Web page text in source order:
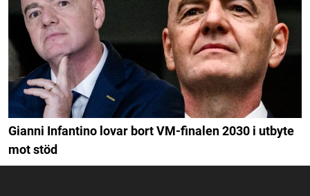
Gianni Infantino lovar bort VM-finalen 2030 i utbyte
mot stöd